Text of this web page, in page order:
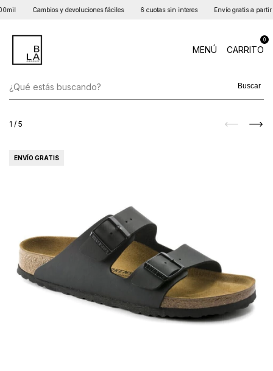
Cambios y devoluciones fáciles 6 cuotas sin interes Envío gratis a partir
MENÚ CARRITO
0
Buscar
1 / 5
ENVÍO GRATIS